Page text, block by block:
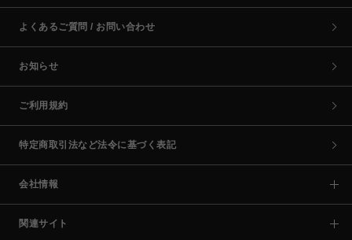
よくあるご質問 / お問い合わせ
お知らせ
ご利用規約
特定商取引法など法令に基づく表記
会社情報
関連サイト